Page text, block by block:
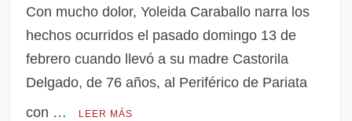
Con mucho dolor, Yoleida Caraballo narra los
hechos ocurridos el pasado domingo 13 de
febrero cuando llevó a su madre Castorila
Delgado, de 76 años, al Periférico de Pariata
con …
LEER MÁS